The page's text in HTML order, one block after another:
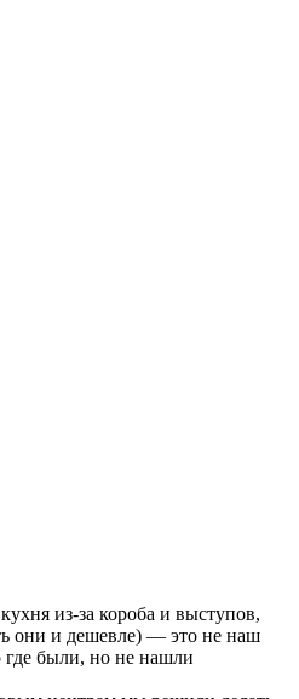
из-за короба и выступов,
они и дешевле) — это не наш
были, но не нашли